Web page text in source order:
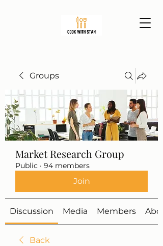
Groups
Market Research Group
Public · 94 members
Join
Discussion Media Members
Back